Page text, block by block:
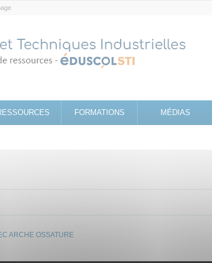
FORMATIONS MÉDIAS
ARCHE OSSATURE